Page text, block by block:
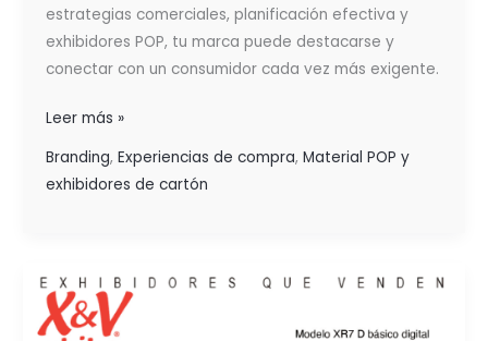
estrategias comerciales, planificación efectiva y
exhibidores POP, tu marca puede destacarse y
conectar con un consumidor cada vez más exigente.
Leer más »
Branding, Experiencias de compra, Material POP y
exhibidores de cartón
EL
RECONOCIMIENTO
Y